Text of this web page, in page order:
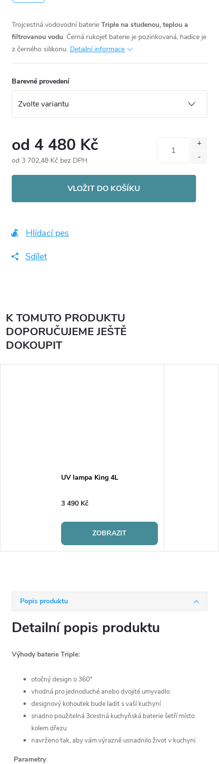
Trojcestná vodovodní baterie Triple na studenou, teplou a
filtrovanou vodu. Černá rukojeť baterie je pozinkovaná, hadice je
z černého silikonu. Detailní informace
Barevné provedení
od 4 480 Kč
od 3 702,48 Kč bez DPH
VLOŽIT DO KOŠÍKU
Hlídací pes
Sdílet
Popis produktu
Detailní popis produktu
Výhody baterie Triple:
otočný design o 360°
vhodná pro jednoduché anebo dvojité umyvadlo
designový kohoutek bude ladit s vaší kuchyní
snadno použitelná 3cestná kuchyňská baterie šetří místo
kolem dřezu
navrženo tak, aby vám výrazně usnadnilo život v kuchyni
Parametry:
K TOMUTO PRODUKTU
DOPORUČUJEME JEŠTĚ
DOKOUPIT
UV lampa King 4L
3 490 Kč
ZOBRAZIT